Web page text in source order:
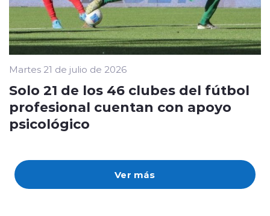
Ver más
Martes 21 de julio de 2026
Solo 21 de los 46 clubes del fútbol
profesional cuentan con apoyo
psicológico